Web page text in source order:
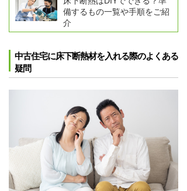
備するもの一覧や手順をご紹
介
中古住宅に床下断熱材を入れる際のよくある
疑問